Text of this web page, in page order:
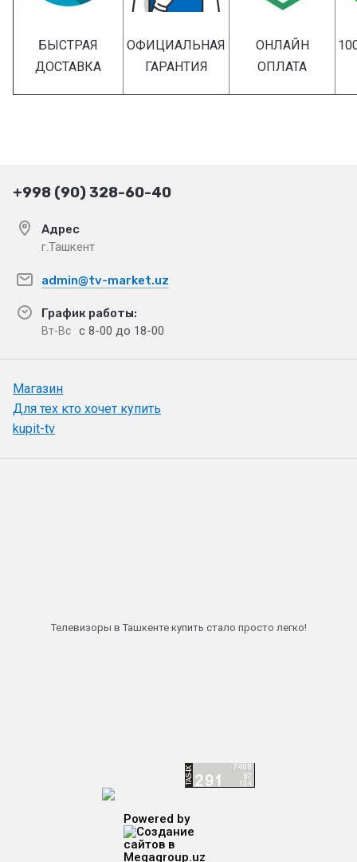
БЫСТРАЯ
ДОСТАВКА
ОФИЦИАЛЬНАЯ
ГАРАНТИЯ
ОНЛАЙН
ОПЛАТА
+998 (90) 328-60-40
Адрес
г.Ташкент
admin@tv-market.uz
График работы:
Вт-Вс с 8-00 до 18-00
Магазин
Для тех кто хочет купить
kupit-tv
Телевизоры в Ташкенте купить стало просто легко!
Powered by